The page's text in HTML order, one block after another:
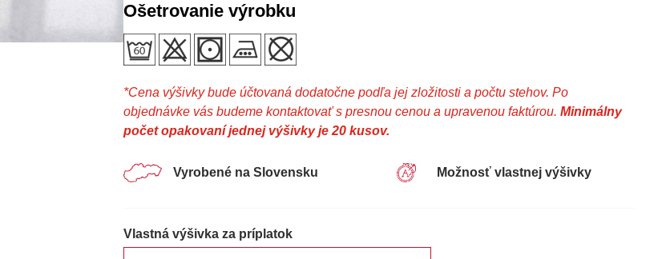
Ošetrovanie výrobku
*Cena výšivky bude účtovaná dodatočne podľa jej zložitosti a počtu stehov. Po
objednávke vás budeme kontaktovať s presnou cenou a upravenou faktúrou. Minimálny
počet opakovaní jednej výšivky je 20 kusov.
Vyrobené na Slovensku Možnosť vlastnej výšivky
Vlastná výšivka za príplatok